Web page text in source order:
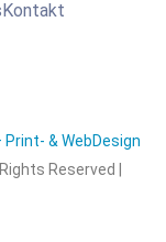
Kontakt
Print- & WebDesign
Reserved |